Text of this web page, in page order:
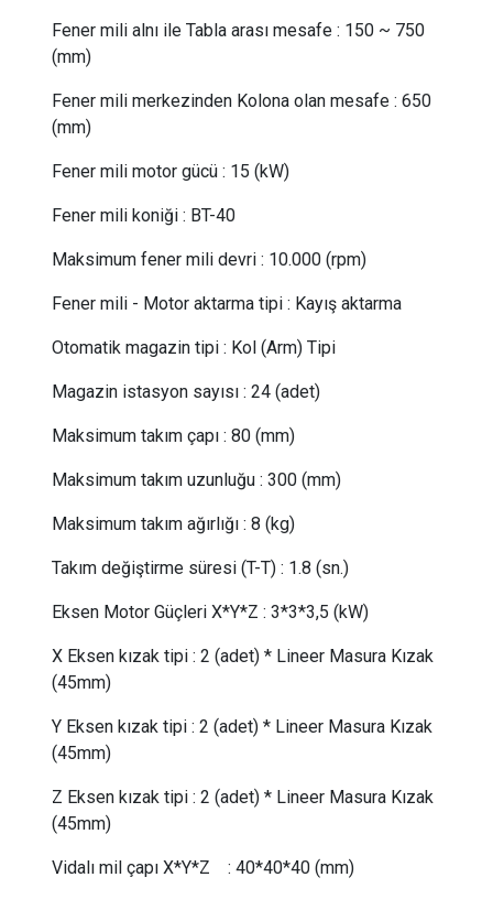
Fener mili alnı ile Tabla arası mesafe : 150 ~ 750
(mm)
Fener mili merkezinden Kolona olan mesafe : 650
(mm)
Fener mili motor gücü : 15 (kW)
Fener mili koniği : BT-40
Maksimum fener mili devri : 10.000 (rpm)
Fener mili - Motor aktarma tipi : Kayış aktarma
Otomatik magazin tipi : Kol (Arm) Tipi
Magazin istasyon sayısı : 24 (adet)
Maksimum takım çapı : 80 (mm)
Maksimum takım uzunluğu : 300 (mm)
Maksimum takım ağırlığı : 8 (kg)
Takım değiştirme süresi (T-T) : 1.8 (sn.)
Eksen Motor Güçleri X*Y*Z : 3*3*3,5 (kW)
X Eksen kızak tipi : 2 (adet) * Lineer Masura Kızak
(45mm)
Y Eksen kızak tipi : 2 (adet) * Lineer Masura Kızak
(45mm)
Z Eksen kızak tipi : 2 (adet) * Lineer Masura Kızak
(45mm)
Vidalı mil çapı X*Y*Z : 40*40*40 (mm)